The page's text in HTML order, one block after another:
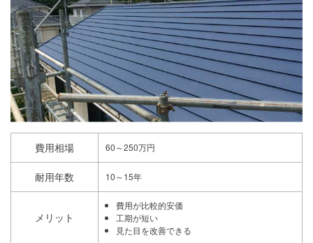
費用相場 60～250万円
耐用年数 10～15年
メリット
費用が比較的安価
工期が短い
見た目を改善できる